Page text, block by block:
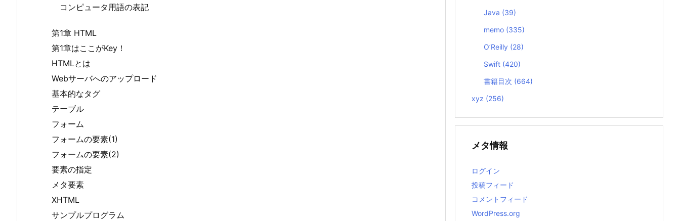
コンピュータ用語の表記
第1章 HTML
第1章はここがKey！
HTMLとは
Webサーバへのアップロード
基本的なタグ
テーブル
フォーム
フォームの要素(1)
フォームの要素(2)
要素の指定
メタ要素
XHTML
サンプルプログラム
Java (39)
memo (335)
O’Reilly (28)
Swift (420)
書籍目次 (664)
xyz (256)
メタ情報
ログイン
投稿フィード
コメントフィード
WordPress.org